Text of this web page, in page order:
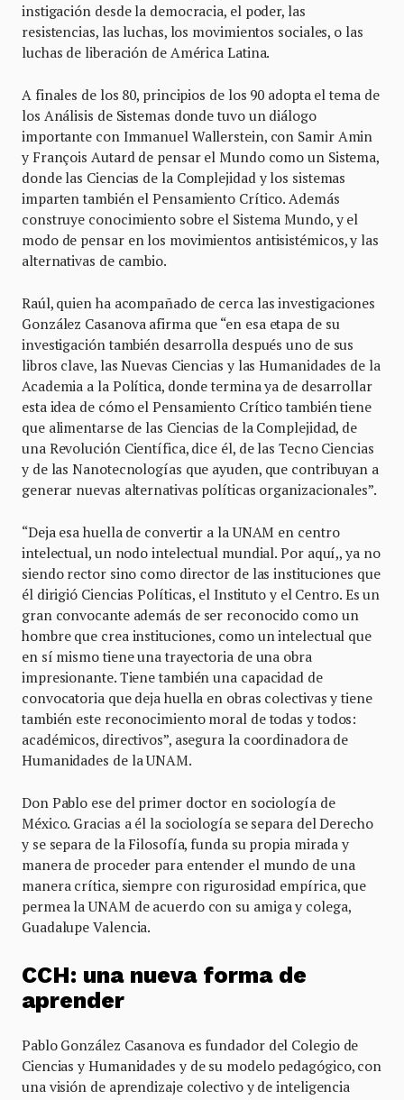
instigación desde la democracia, el poder, las
resistencias, las luchas, los movimientos sociales, o las
luchas de liberación de América Latina.
A finales de los 80, principios de los 90 adopta el tema de
los Análisis de Sistemas donde tuvo un diálogo
importante con Immanuel Wallerstein, con Samir Amin
y François Autard de pensar el Mundo como un Sistema,
donde las Ciencias de la Complejidad y los sistemas
imparten también el Pensamiento Crítico. Además
construye conocimiento sobre el Sistema Mundo, y el
modo de pensar en los movimientos antisistémicos, y las
alternativas de cambio.
Raúl, quien ha acompañado de cerca las investigaciones
González Casanova afirma que “en esa etapa de su
investigación también desarrolla después uno de sus
libros clave, las Nuevas Ciencias y las Humanidades de la
Academia a la Política, donde termina ya de desarrollar
esta idea de cómo el Pensamiento Crítico también tiene
que alimentarse de las Ciencias de la Complejidad, de
una Revolución Científica, dice él, de las Tecno Ciencias
y de las Nanotecnologías que ayuden, que contribuyan a
generar nuevas alternativas políticas organizacionales”.
“Deja esa huella de convertir a la UNAM en centro
intelectual, un nodo intelectual mundial. Por aquí,, ya no
siendo rector sino como director de las instituciones que
él dirigió Ciencias Políticas, el Instituto y el Centro. Es un
gran convocante además de ser reconocido como un
hombre que crea instituciones, como un intelectual que
en sí mismo tiene una trayectoria de una obra
impresionante. Tiene también una capacidad de
convocatoria que deja huella en obras colectivas y tiene
también este reconocimiento moral de todas y todos:
académicos, directivos”, asegura la coordinadora de
Humanidades de la UNAM.
Don Pablo ese del primer doctor en sociología de
México. Gracias a él la sociología se separa del Derecho
y se separa de la Filosofía, funda su propia mirada y
manera de proceder para entender el mundo de una
manera crítica, siempre con rigurosidad empírica, que
permea la UNAM de acuerdo con su amiga y colega,
Guadalupe Valencia.
CCH: una nueva forma de
aprender
Pablo González Casanova es fundador del Colegio de
Ciencias y Humanidades y de su modelo pedagógico, con
una visión de aprendizaje colectivo y de inteligencia